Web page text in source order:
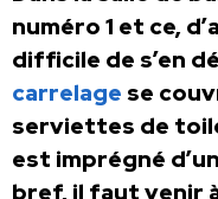
numéro 1 et ce,
difficile de s’en
carrelage se
serviettes de
est imprégné
bref, il faut venir